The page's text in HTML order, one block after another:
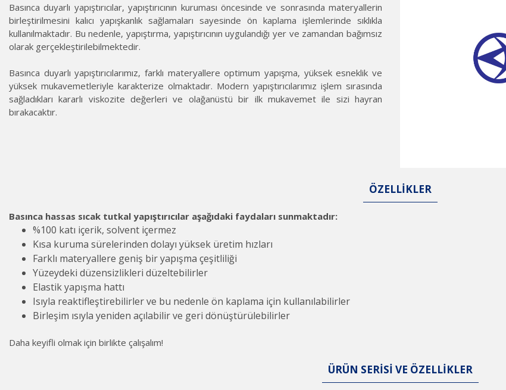
Basınca duyarlı yapıştırıcılar, yapıştırıcının kuruması öncesinde ve sonrasında materyallerin
birleştirilmesini kalıcı yapışkanlık sağlamaları sayesinde ön kaplama işlemlerinde sıklıkla
kullanılmaktadır. Bu nedenle, yapıştırma, yapıştırıcının uygulandığı yer ve zamandan bağımsız
olarak gerçekleştirilebilmektedir.
Basınca duyarlı yapıştırıcılarımız, farklı materyallere optimum yapışma, yüksek esneklik ve
yüksek mukavemetleriyle karakterize olmaktadır. Modern yapıştırıcılarımız işlem sırasında
sağladıkları kararlı viskozite değerleri ve olağanüstü bir ilk mukavemet ile sizi hayran
bırakacaktır.
ÖZELLİKLER
Basınca hassas sıcak tutkal yapıştırıcılar aşağıdaki faydaları sunmaktadır:
%100 katı içerik, solvent içermez
Kısa kuruma sürelerinden dolayı yüksek üretim hızları
Farklı materyallere geniş bir yapışma çeşitliliği
Yüzeydeki düzensizlikleri düzeltebilirler
Elastik yapışma hattı
Isıyla reaktifleştirebilirler ve bu nedenle ön kaplama için kullanılabilirler
Birleşim ısıyla yeniden açılabilir ve geri dönüştürülebilirler
Daha keyifli olmak için birlikte çalışalım!
ÜRÜN SERİSİ VE ÖZELLİKLER